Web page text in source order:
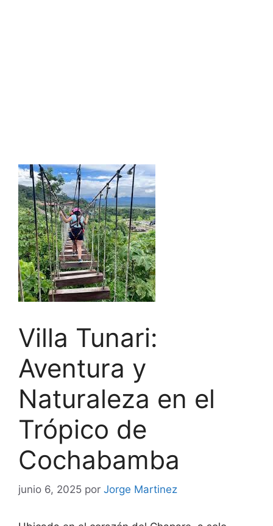
Villa Tunari:
Aventura y
Naturaleza en el
Trópico de
Cochabamba
junio 6, 2025 por Jorge Martinez